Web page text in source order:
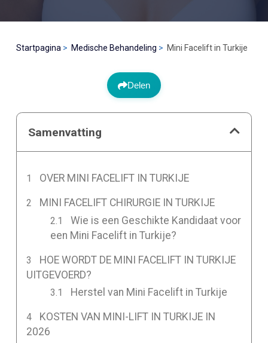
Startpagina Medische Behandeling Mini Facelift in Turkije
Delen
Samenvatting
OVER MINI FACELIFT IN TURKIJE
MINI FACELIFT CHIRURGIE IN TURKIJE
Wie is een Geschikte Kandidaat voor
een Mini Facelift in Turkije?
HOE WORDT DE MINI FACELIFT IN TURKIJE
UITGEVOERD?
Herstel van Mini Facelift in Turkije
KOSTEN VAN MINI-LIFT IN TURKIJE IN
2026